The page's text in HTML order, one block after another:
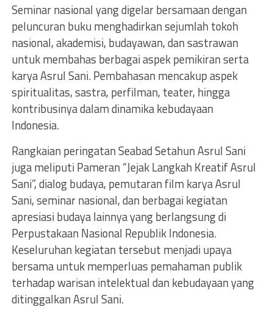
Seminar nasional yang digelar bersamaan dengan
peluncuran buku menghadirkan sejumlah tokoh
nasional, akademisi, budayawan, dan sastrawan
untuk membahas berbagai aspek pemikiran serta
karya Asrul Sani. Pembahasan mencakup aspek
spiritualitas, sastra, perfilman, teater, hingga
kontribusinya dalam dinamika kebudayaan
Indonesia.
Rangkaian peringatan Seabad Setahun Asrul Sani
juga meliputi Pameran “Jejak Langkah Kreatif Asrul
Sani”, dialog budaya, pemutaran film karya Asrul
Sani, seminar nasional, dan berbagai kegiatan
apresiasi budaya lainnya yang berlangsung di
Perpustakaan Nasional Republik Indonesia.
Keseluruhan kegiatan tersebut menjadi upaya
bersama untuk memperluas pemahaman publik
terhadap warisan intelektual dan kebudayaan yang
ditinggalkan Asrul Sani.